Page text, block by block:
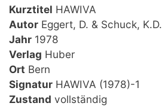
Kurztitel HAWIVA
Autor Eggert, D. & Schuck, K.D.
Jahr 1978
Verlag Huber
Ort Bern
Signatur HAWIVA (1978)-1
Zustand vollständig